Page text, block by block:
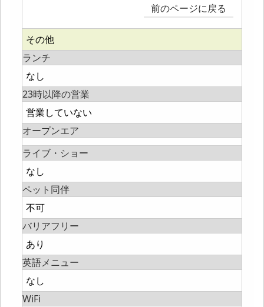
前のページに戻る
その他
ランチ
なし
23時以降の営業
営業していない
オープンエア
ライブ・ショー
なし
ペット同伴
不可
バリアフリー
あり
英語メニュー
なし
WiFi